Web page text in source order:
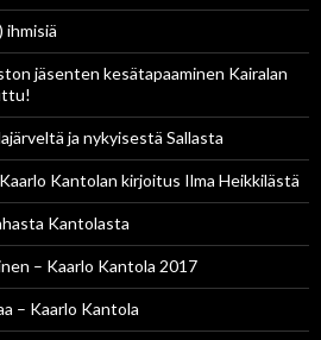
ihmisiä
jäsenten kesätapaaminen Kairalan
ja nykyisestä Sallasta
Kantolan kirjoitus Ilma Heikkilästä
Kantolasta
– Kaarlo Kantola 2017
– Kaarlo Kantola